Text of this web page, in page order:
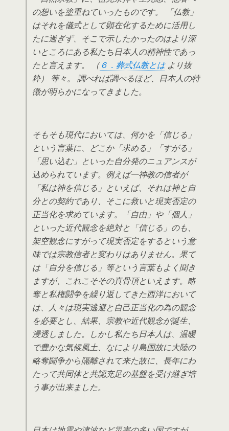
の想いを塗重ねていったものです。 「仏教」
はそれを儀式として顕在化するために活用し
たに過ぎず、そこで示したかったのはより深
いところにある私たち日本人の精神性であっ
たと言えます。 （ ６．葬式仏教とはより抜
粋） 等々。 調べれば調べるほど、日本人の特
徴が明らかになってきました。
そもそも現代においては、何かを「信じる」
という言葉に、どこか「求める」「すがる」
「思い込む」といった自分発のニュアンスが
込められています。例えば一神教の信者が
「私は神を信じる」といえば、それは神と自
分との契約であり、そこに救いと現実否定の
正当化を求めています。「自由」や「個人」
といった近代観念を絶対と「信じる」のも、
架空観念にすがって現実否定をするという意
味では宗教信者と変わりはありません。果て
は「自分を信じる」等という言葉もよく聞き
ますが、これこそその真骨頂といえます。略
奪と私権闘争を繰り返してきた西洋において
は、人々は現実逃避と自己正当化の為の観念
を必要とし、結果、宗教や近代観念が誕生、
浸透しました。しかし私たち日本人は、温暖
で豊かな気候風土、なにより島国故に大陸の
略奪闘争から隔離されて来た故に、長年にわ
たって共同体と共認充足の基盤を受け継ぎ培
う事が出来ました。